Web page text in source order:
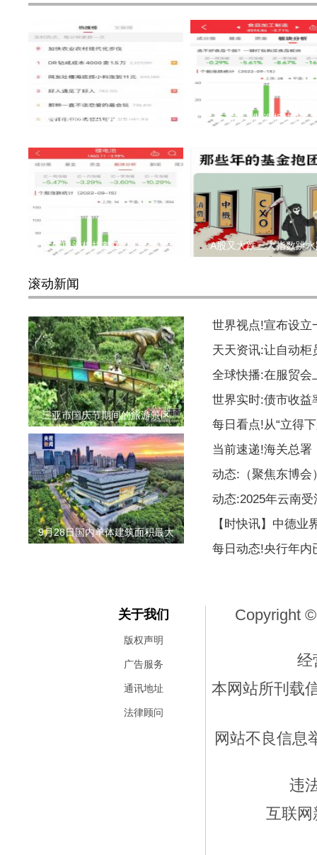
DR钻戒成本4000卖1.5万上热 食品加工制造板块近一
锂电池板块整体涨幅-3.9 A股又大跌三大指数跳
滚动新闻
三亚市国庆节期间的旅游景区
9月28日国内单体建筑面积最大
世界视点!宣布设立
天天资讯:让自动柜
全球快播:在服贸会
世界实时:债市收益
每日看点!从“立得
当前速递!海关总署
动态:（聚焦东博会
动态:2025年云南
【时快讯】中德
每日动态!央行年内
关于我们
版权声明
广告服务
通讯地址
法律顾问
Copyright
经
本网站所刊载
网站不良信息
违
互联网